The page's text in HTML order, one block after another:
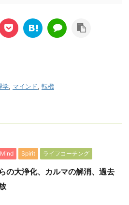
学, マインド, 転機
Mind Spirit ライフコーチング
の大浄化、カルマの解消、過去